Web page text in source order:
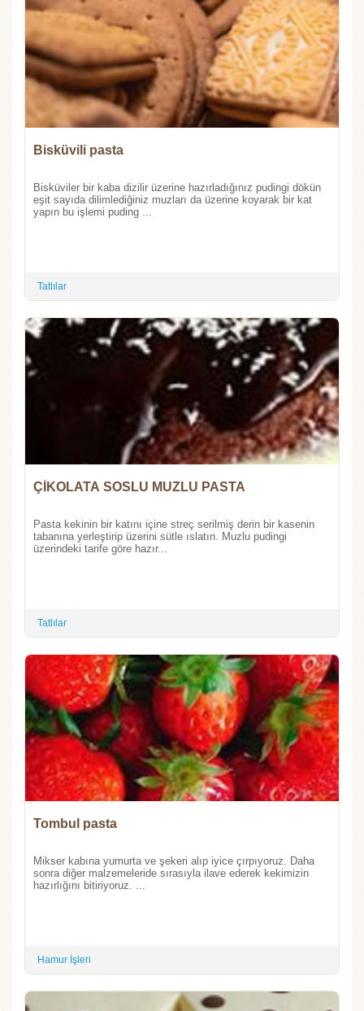
Bisküvili pasta
Bisküviler bir kaba dizilir üzerine hazırladığınız pudingi dökün
eşit sayıda dilimlediğiniz muzları da üzerine koyarak bir kat
yapın bu işlemi puding ...
Tatlılar
ÇİKOLATA SOSLU MUZLU PASTA
Pasta kekinin bir katını içine streç serilmiş derin bir kasenin
tabanına yerleştirip üzerini sütle ıslatın. Muzlu pudingi
üzerindeki tarife göre hazır...
Tatlılar
Tombul pasta
Mikser kabına yumurta ve şekeri alıp iyice çırpıyoruz. Daha
sonra diğer malzemeleride sırasıyla ilave ederek kekimizin
hazırlığını bitiriyoruz. ...
Hamur İşleri